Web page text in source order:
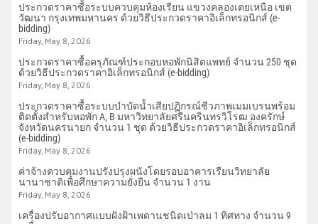
ประกวดราคาซื้อระบบควบคุมห้องเรียน แขวงคลองเตยเหนือ เขต
วัฒนา กรุงเทพมหานคร ด้วยวิธีประกวดราคาอิเล็กทรอนิกส์ (e-
bidding)
Friday, May 8, 2026
ประกวดราคาซื้อครุภัณฑ์ประกอบหอพักนิสิตแพทย์ จำนวน 250 ชุด
ด้วยวิธีประกวดราคาอิเล็กทรอนิกส์ (e-bidding)
Friday, May 8, 2026
ประกวดราคาซื้อระบบบำบัดน้ำเสียปฏิกรณ์ชีวภาพเมมเบรนพร้อม
ติดตั้งสำหรับหอพัก A, B มหาวิทยาลัยศรีนครินทรวิโรฒ องครักษ์
จังหวัดนครนายก จำนวน 1 ชุด ด้วยวิธีประกวดราคาอิเล็กทรอนิกส์
(e-bidding)
Friday, May 8, 2026
ค่าจ้างควบคุมงานปรังปรุงผนังโดยรอบอาคารเรียนวิทยาลัย
นานาชาติเพื่อศึกษาความยั่งยืน จำนวน 1 งาน
Friday, May 8, 2026
เครื่องปรับอากาศแบบฝังฝ้าเพดานชนิดเป่าลม 1 ทิศทาง จำนวน 9